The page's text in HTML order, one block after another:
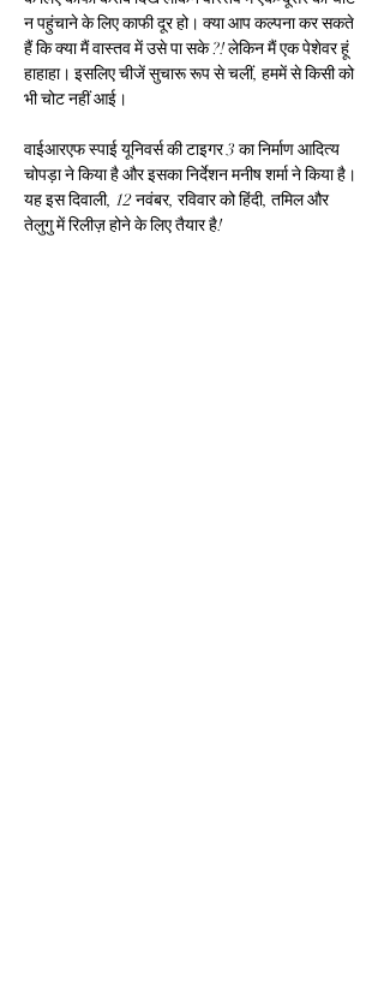
न पहुंचाने के लिए काफी दूर हो। क्या आप कल्पना कर सकते
हैं कि क्या मैं वास्तव में उसे पा सके ?! लेकिन मैं एक पेशेवर हूं
हाहाहा। इसलिए चीजें सुचारू रूप से चलीं, हममें से किसी को
भी चोट नहीं आई।
वाईआरएफ स्पाई यूनिवर्स की टाइगर 3 का निर्माण आदित्य
चोपड़ा ने किया है और इसका निर्देशन मनीष शर्मा ने किया है।
यह इस दिवाली, 12 नवंबर, रविवार को हिंदी, तमिल और
तेलुगु में रिलीज़ होने के लिए तैयार है!